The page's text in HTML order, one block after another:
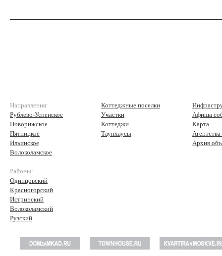
Направления:
Рублево-Успенское
Новорижское
Пятницкое
Ильинское
Волоколамское
Районы:
Одинцовский
Красногорский
Истринский
Волоколамский
Рузский
Коттеджные поселки
Участки
Коттеджи
Таунхаусы
Афиша
Карта
Архив